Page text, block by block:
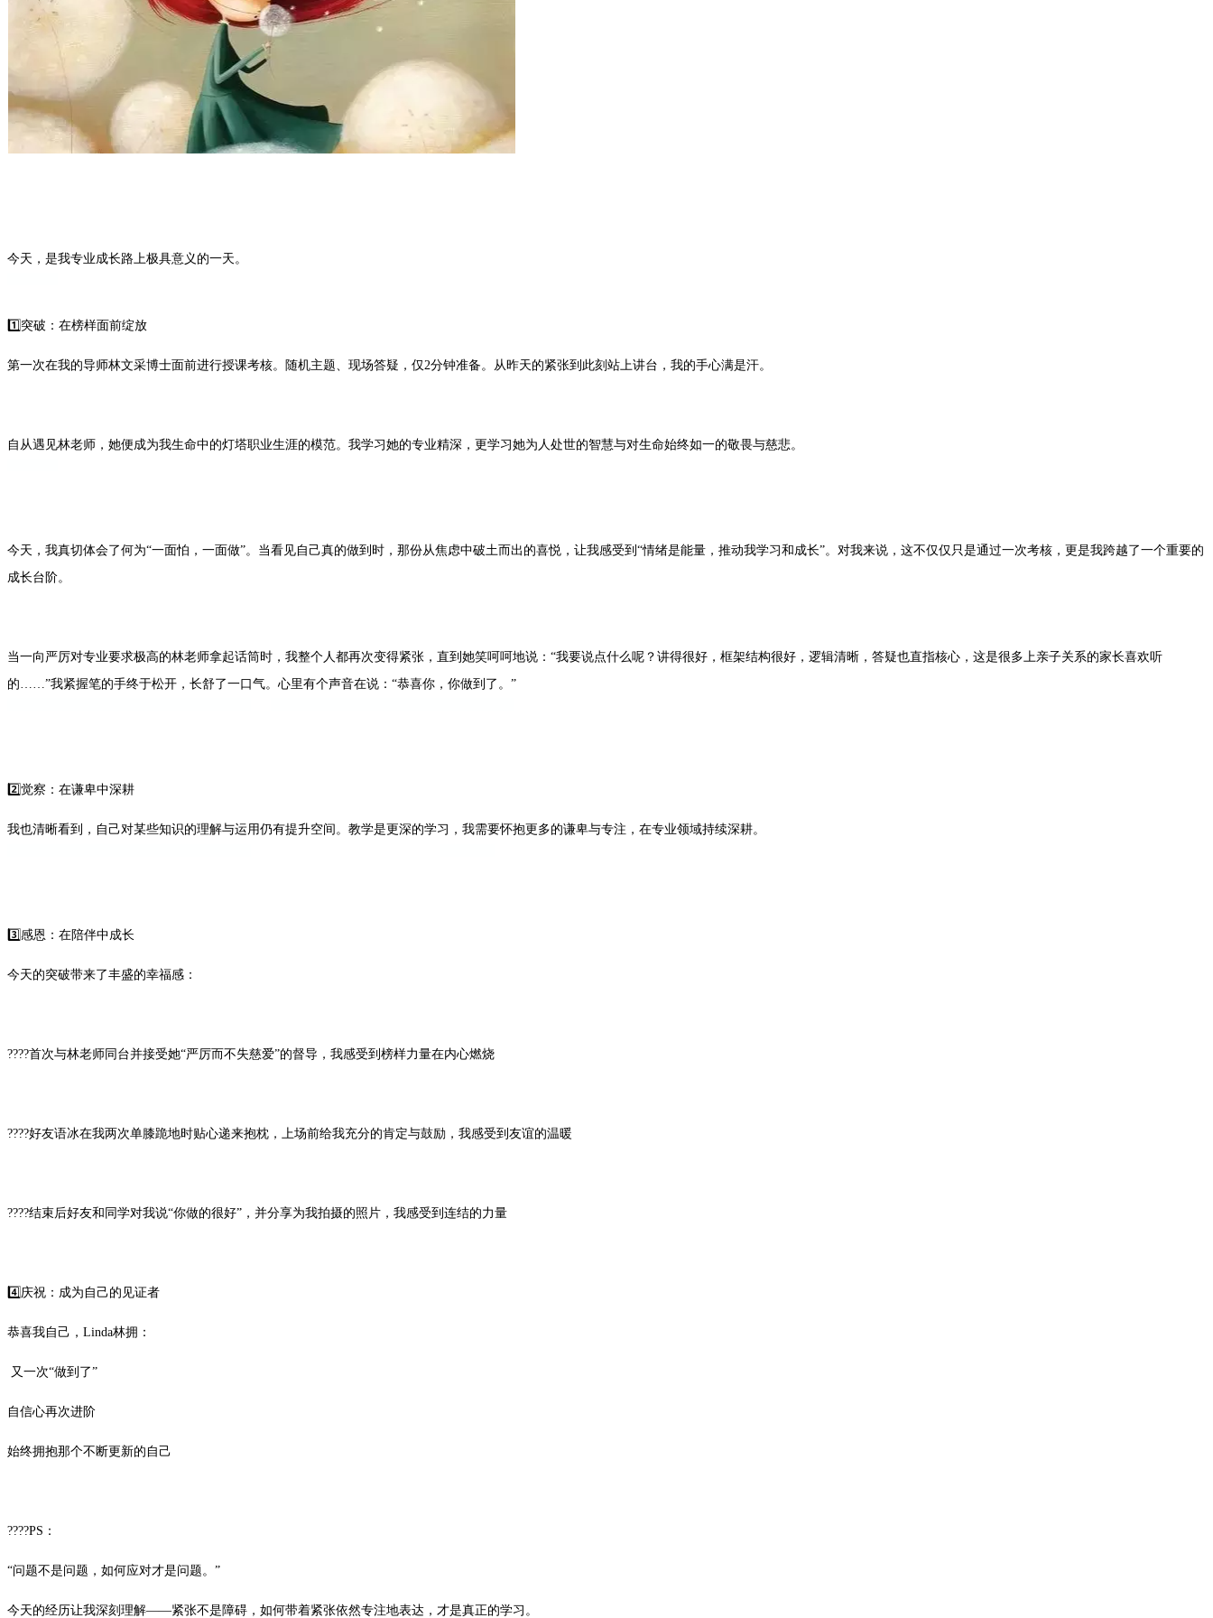
今天，是我专业成长路上极具意义的一天。
1️⃣突破：在榜样面前绽放
第一次在我的导师林文采博士面前进行授课考核。随机主题、现场答疑，仅2分钟准备。从昨天的紧张到此刻站上讲台，我的手心满是汗。
自从遇见林老师，她便成为我生命中的灯塔职业生涯的模范。我学习她的专业精深，更学习她为人处世的智慧与对生命始终如一的敬畏与慈悲。
今天，我真切体会了何为“一面怕，一面做”。当看见自己真的做到时，那份从焦虑中破土而出的喜悦，让我感受到“情绪是能量，推动我学习和成长”。对我来说，这不仅仅只是通过一次考核，更是我跨越了一个重要的
成长台阶。
当一向严厉对专业要求极高的林老师拿起话筒时，我整个人都再次变得紧张，直到她笑呵呵地说：“我要说点什么呢？讲得很好，框架结构很好，逻辑清晰，答疑也直指核心，这是很多上亲子关系的家长喜欢听
的……”我紧握笔的手终于松开，长舒了一口气。心里有个声音在说：“恭喜你，你做到了。”
2️⃣觉察：在谦卑中深耕
我也清晰看到，自己对某些知识的理解与运用仍有提升空间。教学是更深的学习，我需要怀抱更多的谦卑与专注，在专业领域持续深耕。
3️⃣感恩：在陪伴中成长
今天的突破带来了丰盛的幸福感：
????首次与林老师同台并接受她“严厉而不失慈爱”的督导，我感受到榜样力量在内心燃烧
????好友语冰在我两次单膝跪地时贴心递来抱枕，上场前给我充分的肯定与鼓励，我感受到友谊的温暖
????结束后好友和同学对我说“你做的很好”，并分享为我拍摄的照片，我感受到连结的力量
4️⃣庆祝：成为自己的见证者
恭喜我自己，Linda林拥：
又一次“做到了”
自信心再次进阶
始终拥抱那个不断更新的自己
????PS：
“问题不是问题，如何应对才是问题。”
今天的经历让我深刻理解——紧张不是障碍，如何带着紧张依然专注地表达，才是真正的学习。